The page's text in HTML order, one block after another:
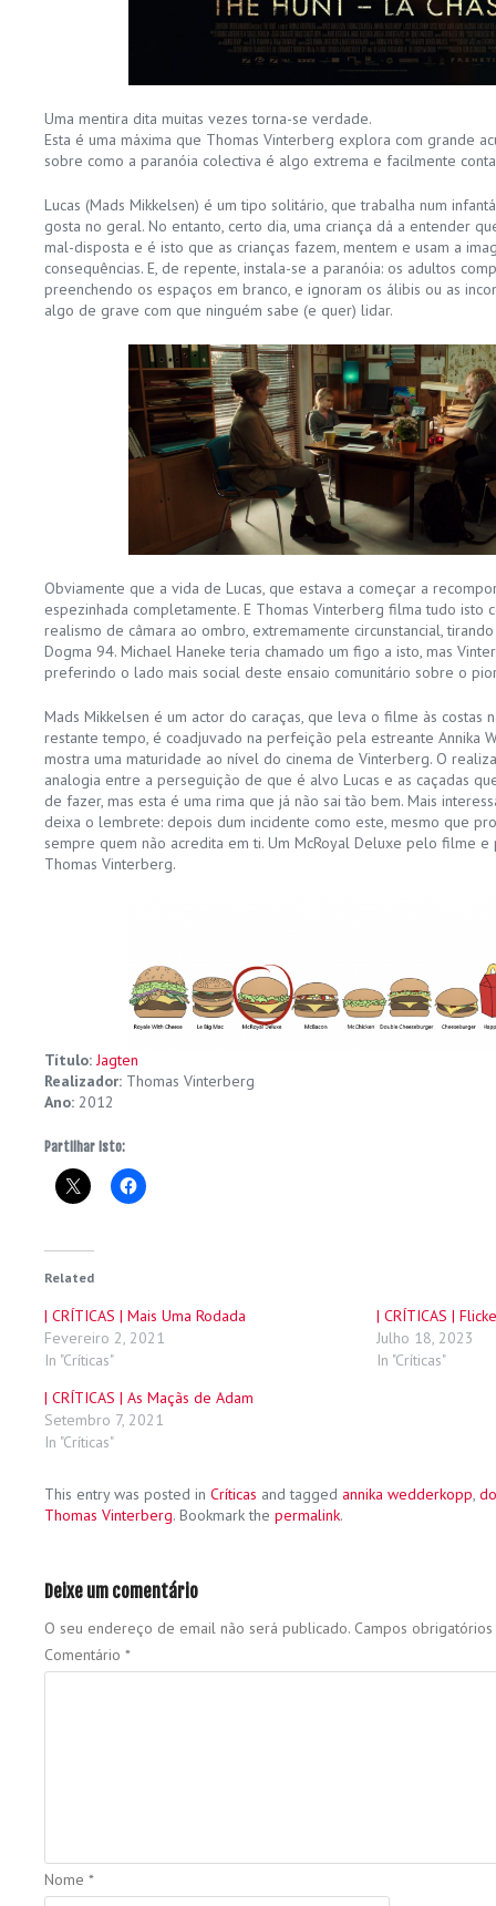
Uma mentira dita muitas vezes torna-se verdade.
Esta é uma máxima que Thomas Vinterberg explora com grande
sobre como a paranóia colectiva é algo extrema e facilmente
Lucas (Mads Mikkelsen) é um tipo solitário, que trabalha num
gosta no geral. No entanto, certo dia, uma criança dá a entender
mal-disposta e é isto que as crianças fazem, mentem e usam a
consequências. E, de repente, instala-se a paranóia: os adultos
preenchendo os espaços em branco, e ignoram os álibis ou as
algo de grave com que ninguém sabe (e quer) lidar.
Obviamente que a vida de Lucas, que estava a começar a
espezinhada completamente. E Thomas Vinterberg filma tudo isto
realismo de câmara ao ombro, extremamente circunstancial,
Dogma 94. Michael Haneke teria chamado um figo a isto, mas
preferindo o lado mais social deste ensaio comunitário sobre o
Mads Mikkelsen é um actor do caraças, que leva o filme às costas
restante tempo, é coadjuvado na perfeição pela estreante Annika
mostra uma maturidade ao nível do cinema de Vinterberg. O
analogia entre a perseguição de que é alvo Lucas e as caçadas
de fazer, mas esta é uma rima que já não sai tão bem. Mais
deixa o lembrete: depois dum incidente como este, mesmo que
sempre quem não acredita em ti. Um McRoyal Deluxe pelo filme
Thomas Vinterberg.
Título: Jagten
Realizador: Thomas Vinterberg
Ano: 2012
Partilhar isto:
Related
| CRÍTICAS | Mais Uma Rodada
Fevereiro 2, 2021
In "Críticas"
| CRÍTICAS |
Julho 18, 2023
In "Críticas"
| CRÍTICAS | As Maçãs de Adam
Setembro 7, 2021
In "Críticas"
This entry was posted in Críticas and tagged annika wedderkopp,
Thomas Vinterberg. Bookmark the permalink.
Deixe um comentário
O seu endereço de email não será publicado. Campos
Comentário *
Nome *